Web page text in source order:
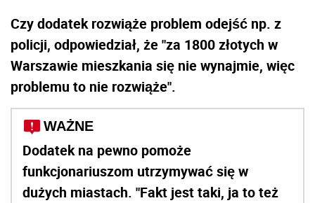
Czy dodatek rozwiąże problem odejść np. z
policji, odpowiedział, że "za 1800 złotych w
Warszawie mieszkania się nie wynajmie, więc
problemu to nie rozwiąże".
WAŻNE
Dodatek na pewno pomoże
funkcjonariuszom utrzymywać się w
dużych miastach. "Fakt jest taki, ja to też